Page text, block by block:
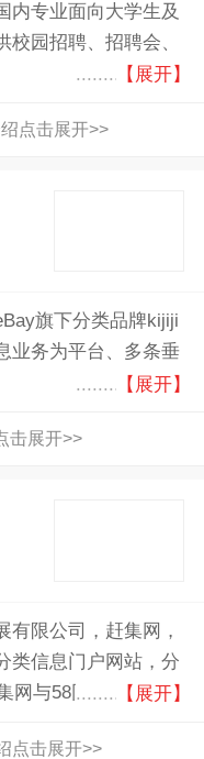
内专业面向大学生及
园招聘、招聘会、
【展开】
点击展开>>
旗下分类品牌kijiji
业务为平台、多条垂
【展开】
击展开>>
有限公司，赶集网，
类信息门户网站，分
网与58同城合并但保
【展开】
点击展开>>